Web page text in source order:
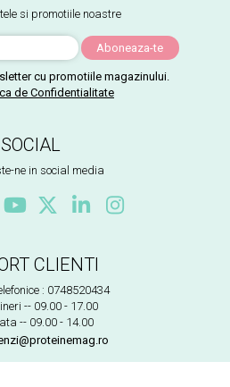
si promotiile noastre
cu promotiile magazinului.
de Confidentialitate
SOCIAL
ne in social media
CLIENTI
: 0748520434
-- 09.00 - 17.00
-- 09.00 - 14.00